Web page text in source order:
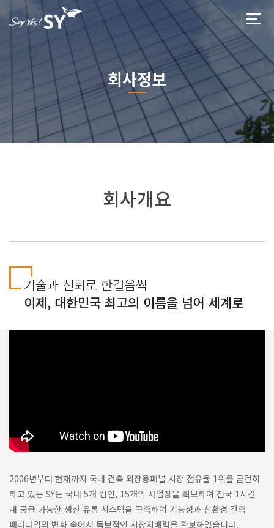
회사정보
회사개요
기술과 신뢰로 한걸음씩
이제, 대한민국 최고의 이름을 넘어 세계로
2006년부터 현재까지 국내 건축 외장용패널 시장 점유율 1위를 굳건히
하고 있는 SY는 국내 5개 법인, 15개의 사업장을 확보하여 전국 1시간
내 공급 가능한 생산 유통 시스템을 구축하여 기능성과 친환경 건축
패러다임의 변화 속에서 독보적인 시장지배력을 확보하였습니다.